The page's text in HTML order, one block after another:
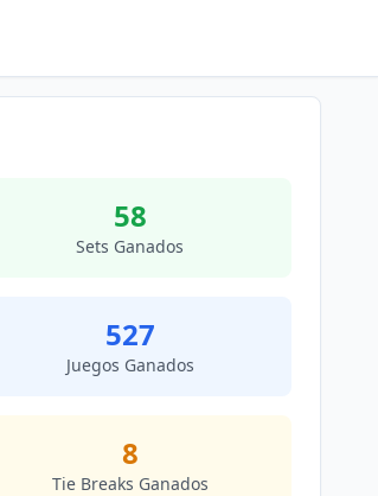
58
Sets Ganados
527
Juegos Ganados
8
Tie Breaks Ganados